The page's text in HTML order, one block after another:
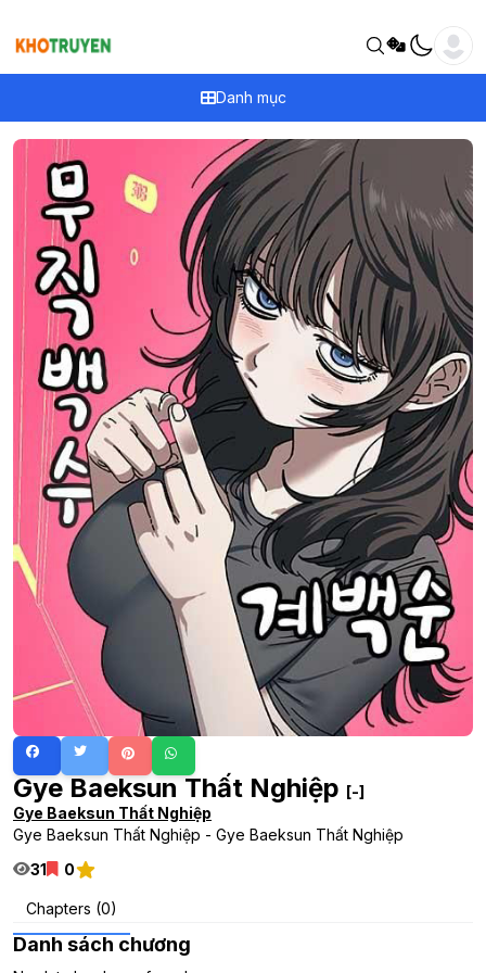
Danh mục
Gye Baeksun Thất Nghiệp [-]
Gye Baeksun Thất Nghiệp
Gye Baeksun Thất Nghiệp - Gye Baeksun Thất Nghiệp
31
0
Chapters (0)
Danh sách chương